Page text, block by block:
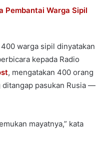
Pembantai Warga Sipil
warga sipil dinyatakan
kepada Radio
, mengatakan 400 orang
pasukan Rusia —
mayatnya,” kata